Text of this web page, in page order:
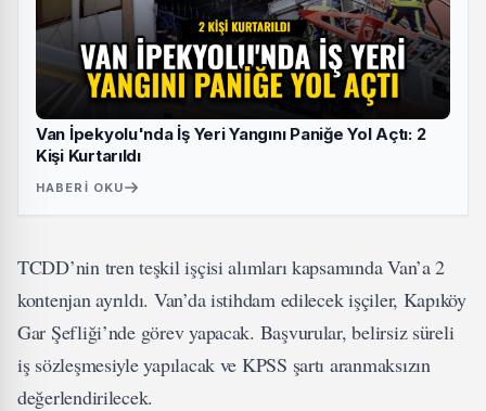
Van İpekyolu'nda İş Yeri Yangını Paniğe Yol Açtı: 2
Kişi Kurtarıldı
HABERI OKU
TCDD’nin tren teşkil işçisi alımları kapsamında Van’a 2
kontenjan ayrıldı. Van’da istihdam edilecek işçiler, Kapıköy
Gar Şefliği’nde görev yapacak. Başvurular, belirsiz süreli
iş sözleşmesiyle yapılacak ve KPSS şartı aranmaksızın
değerlendirilecek.